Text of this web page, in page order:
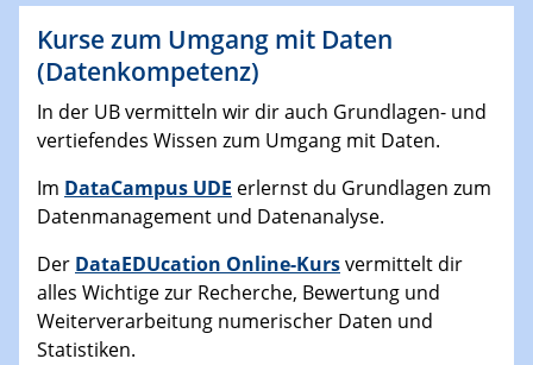
Kurse zum Umgang mit Daten
(Datenkompetenz)
In der UB vermitteln wir dir auch Grundlagen- und
vertiefendes Wissen zum Umgang mit Daten.
Im DataCampus UDE erlernst du Grundlagen zum
Datenmanagement und Datenanalyse.
Der DataEDUcation Online-Kursvermittelt dir
alles Wichtige zur Recherche, Bewertung und
Weiterverarbeitung numerischer Daten und
Statistiken.